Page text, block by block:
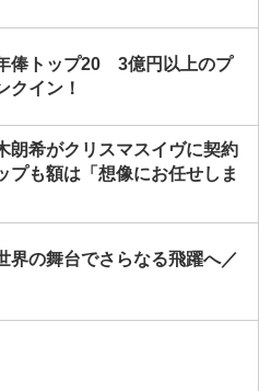
俸トップ20 3億円以上のプ
クイン！
朗希がクリスマスイヴに契約
も額は「想像にお任せしま
の舞台でさらなる飛躍へ／